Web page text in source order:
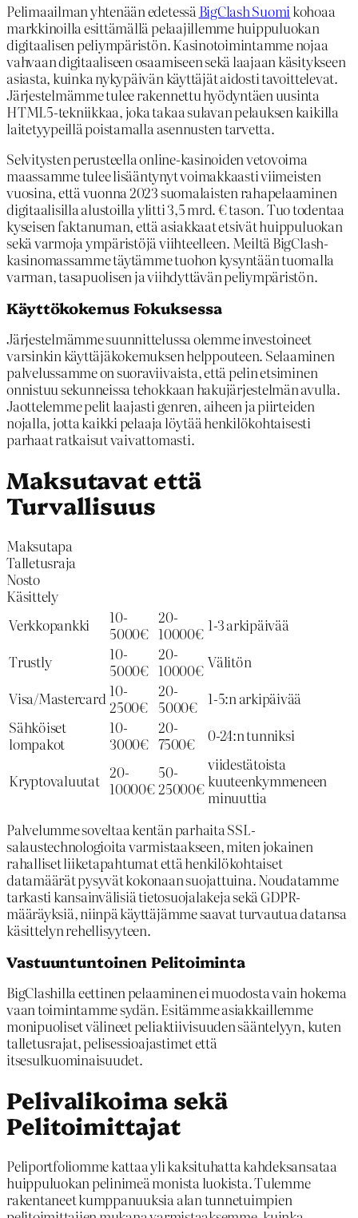
Pelimaailman yhtenään edetessäBigClash Suomikohoaa
markkinoilla esittämällä pelaajillemme huippuluokan
digitaalisen peliympäristön. Kasinotoimintamme nojaa
vahvaan digitaaliseen osaamiseen sekä laajaan käsitykseen
asiasta, kuinka nykypäivän käyttäjät aidosti tavoittelevat.
Järjestelmämme tulee rakennettu hyödyntäen uusinta
HTML5-tekniikkaa, joka takaa sulavan pelauksen kaikilla
laitetyypeillä poistamalla asennusten tarvetta.
Selvitysten perusteella online-kasinoiden vetovoima
maassamme tulee lisääntynyt voimakkaasti viimeisten
vuosina, että vuonna 2023 suomalaisten rahapelaaminen
digitaalisilla alustoilla ylitti 3,5 mrd. € tason. Tuo todentaa
kyseisen faktanuman, että asiakkaat etsivät huippuluokan
sekä varmoja ympäristöjä viihteelleen. Meiltä BigClash-
kasinomassamme täytämme tuohon kysyntään tuomalla
varman, tasapuolisen ja viihdyttävän peliympäristön.
Käyttökokemus Fokuksessa
Järjestelmämme suunnittelussa olemme investoineet
varsinkin käyttäjäkokemuksen helppouteen. Selaaminen
palvelussamme on suoraviivaista, että pelin etsiminen
onnistuu sekunneissa tehokkaan hakujärjestelmän avulla.
Jaottelemme pelit laajasti genren, aiheen ja piirteiden
nojalla, jotta kaikki pelaaja löytää henkilökohtaisesti
parhaat ratkaisut vaivattomasti.
Maksutavat että
Turvallisuus
Maksutapa
Talletusraja
Nosto
Käsittely
Verkkopankki
10-
5000€
20-
10000€ 1-3 arkipäivää
Trustly
10-
5000€
20-
10000€ Välitön
Visa/Mastercard 10-
2500€
20-
5000€ 1-5:n arkipäivää
Sähköiset
lompakot
10-
3000€
20-
7500€
0-24:n tunniksi
Kryptovaluutat 20-
10000€
50-
25000€
viidestätoista
kuuteenkymmeneen
minuuttia
Palvelumme soveltaa kentän parhaita SSL-
salaustechnologioita varmistaakseen, miten jokainen
rahalliset liiketapahtumat että henkilökohtaiset
datamäärät pysyvät kokonaan suojattuina. Noudatamme
tarkasti kansainvälisiä tietosuojalakeja sekä GDPR-
määräyksiä, niinpä käyttäjämme saavat turvautua datansa
käsittelyn rehellisyyteen.
Vastuuntuntoinen Pelitoiminta
BigClashilla eettinen pelaaminen ei muodosta vain hokema
vaan toimintamme sydän. Esitämme asiakkaillemme
monipuoliset välineet peliaktiivisuuden sääntelyyn, kuten
talletusrajat, pelisessioajastimet että
itsesulkuominaisuudet.
Pelivalikoima sekä
Pelitoimittajat
Peliportfoliomme kattaa yli kaksituhatta kahdeksansataa
huippuluokan pelinimeä monista luokista. Tulemme
rakentaneet kumppanuuksia alan tunnetuimpien